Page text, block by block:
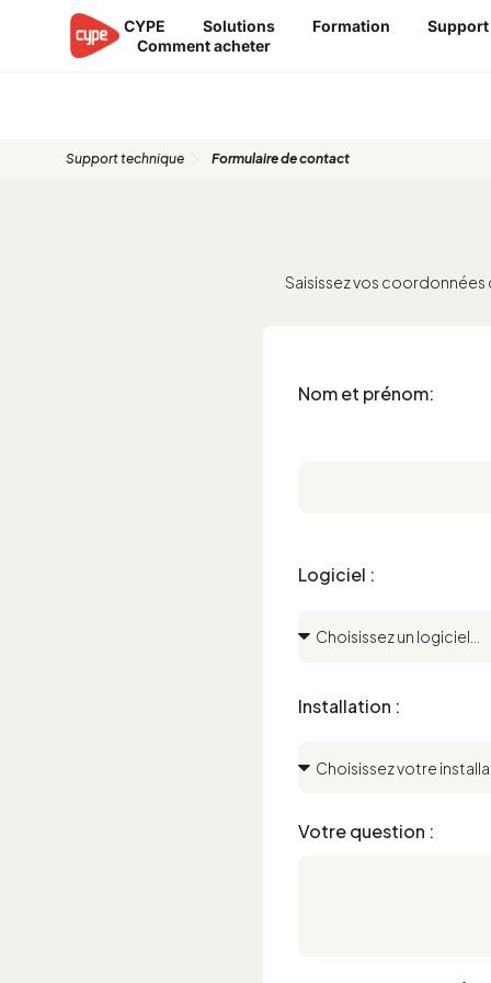
CYPE Solutions Formation
Comment acheter
Support technique Formulaire de contact
Saisissez vos
Nom et prénom:
Logiciel :
Installation :
Votre question :